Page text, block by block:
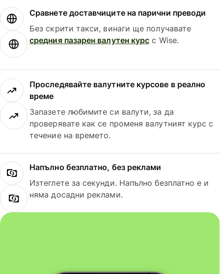
Сравнете доставчиците на парични преводи
Без скрити такси, винаги ще получавате
средния пазарен валутен курс с Wise.
Проследявайте валутните курсове в реално
време
Запазете любимите си валути, за да
проверявате как се променя валутният курс с
течение на времето.
Напълно безплатно, без реклами
Изтеглете за секунди. Напълно безплатно е и
няма досадни реклами.